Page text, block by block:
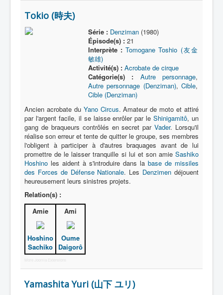
Tokio (時夫)
Série : Denziman(1980)
Épisode(s) :21
Interprète : Tomogane Toshio (友金
敏雄)
Activité(s) : Acrobate de cirque
Catégorie(s) :
Autre personnage,
Autre personnage (Denziman), Cible,
Cible (Denziman)
Ancien acrobate du Yano Circus. Amateur de moto et attiré
par l'argent facile, il se laisse enrôler par leShinigamitô, un
gang de braqueurs contrôlés en secret parVader. Lorsqu'il
réalise son erreur et tente de quitter le groupe, ses membres
l'obligent à participer à d'autres braquages avant de lui
promettre de le laisser tranquille si lui et son amie Sashiko
Hoshino les aident à s'introduire dans la base de missiles
des Forces de Défense Nationale. Les Denzimen déjouent
heureusement leurs sinistres projets.
Relation(s) :
Amie
Hoshino
Sachiko
Ami
Oume
Daigorô
More Joomla Extensions
Yamashita Yuri (山下 ユリ)